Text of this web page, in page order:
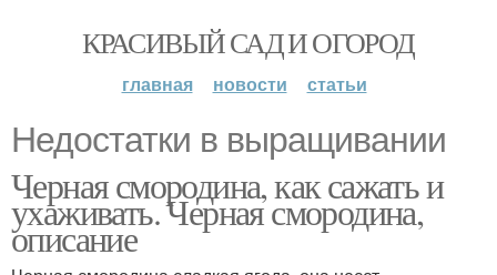
КРАСИВЫЙ САД И ОГОРОД
главная новости статьи
Недостатки в выращивании
Черная смородина, как сажать и
ухаживать. Черная смородина,
описание